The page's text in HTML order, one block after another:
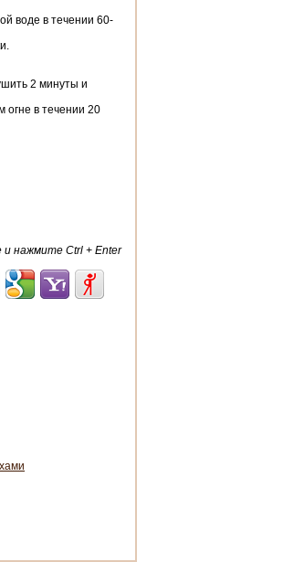
воде в течении 60-
2 минуты и
огне в течении 20
нажмите Ctrl + Enter